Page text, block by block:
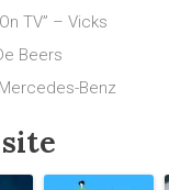
TV” – Vicks
Beers
Benz